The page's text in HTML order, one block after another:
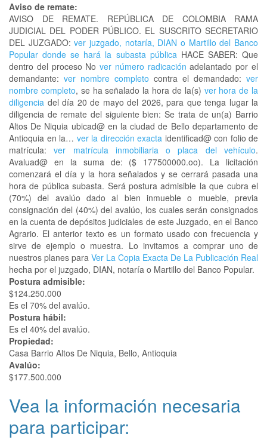
Aviso de remate:
AVISO DE REMATE. REPÚBLICA DE COLOMBIA RAMA
JUDICIAL DEL PODER PÚBLICO. EL SUSCRITO SECRETARIO
DEL JUZGADO: ver juzgado, notaría, DIAN o Martillo del Banco
Popular donde se hará la subasta públicaHACE SABER: Que
dentro del proceso Nover número radicación adelantado por el
demandante: ver nombre completo contra el demandado: ver
nombre completo, se ha señalado la hora de la(s) ver hora de la
diligencia del día 20 de mayo del 2026, para que tenga lugar la
diligencia de remate del siguiente bien: Se trata de un(a) Barrio
Altos De Niquia ubicad@ en la ciudad de Bello departamento de
Antioquia en la… ver la dirección exacta identificad@ con folio de
matrícula:ver matrícula inmobiliaria o placa del vehículo.
Avaluad@ en la suma de: ($ 177500000.oo). La licitación
comenzará el día y la hora señalados y se cerrará pasada una
hora de pública subasta. Será postura admisible la que cubra el
(70%) del avalúo dado al bien inmueble o mueble, previa
consignación del (40%) del avalúo, los cuales serán consignados
en la cuenta de depósitos judiciales de este Juzgado, en el Banco
Agrario. El anterior texto es un formato usado con frecuencia y
sirve de ejemplo o muestra. Lo invitamos a comprar uno de
nuestros planes para Ver La Copia Exacta De La Publicación Real
hecha por el juzgado, DIAN, notaría o Martillo del Banco Popular.
Postura admisible:
$124.250.000
Es el 70% del avalúo.
Postura hábil:
Es el 40% del avalúo.
Propiedad:
Casa Barrio Altos De Niquia, Bello, Antioquia
Avalúo:
$177.500.000
Vea la información necesaria
para participar: